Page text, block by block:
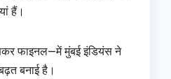
हैं।
फाइनल—में मुंबई इंडियंस ने
बनाई है।